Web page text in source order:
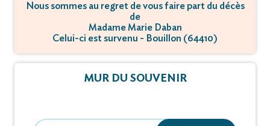
Nous sommes au regret de vous faire part du décès
de
Madame Marie Daban
Celui-ci est survenu - Bouillon (64410)
MUR DU SOUVENIR